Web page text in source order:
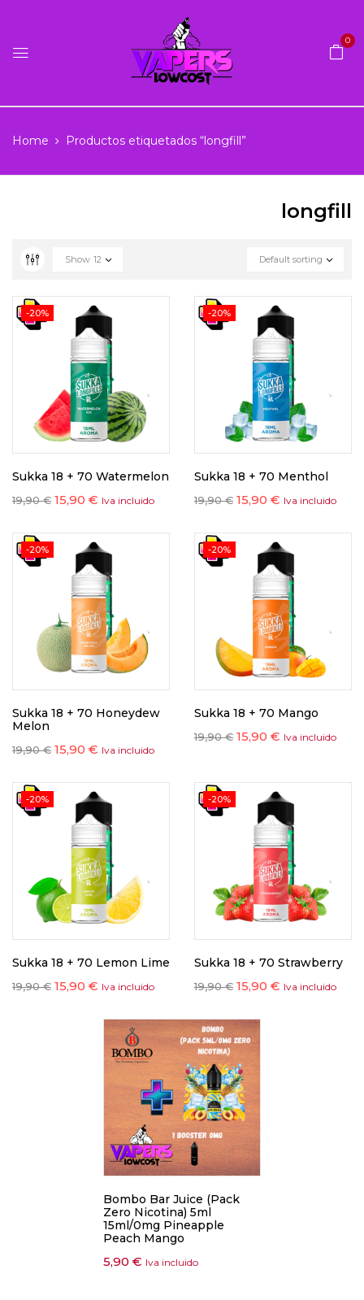
0
Home Productos etiquetados “longfill”
longfill
Default sorting
Show 12
-20%
Sukka 18 + 70 Watermelon
19,90€ 15,90 € Iva incluido
-20%
Sukka 18 + 70 Menthol
19,90€ 15,90 € Iva incluido
-20%
Sukka 18 + 70 Honeydew
Melon
19,90€ 15,90 € Iva incluido
-20%
Sukka 18 + 70 Mango
19,90€ 15,90 € Iva incluido
-20%
Sukka 18 + 70 Lemon Lime
19,90€ 15,90 € Iva incluido
-20%
Sukka 18 + 70 Strawberry
19,90€ 15,90 € Iva incluido
Bombo Bar Juice (Pack
Zero Nicotina) 5ml
15ml/0mg Pineapple
Peach Mango
5,90 € Iva incluido